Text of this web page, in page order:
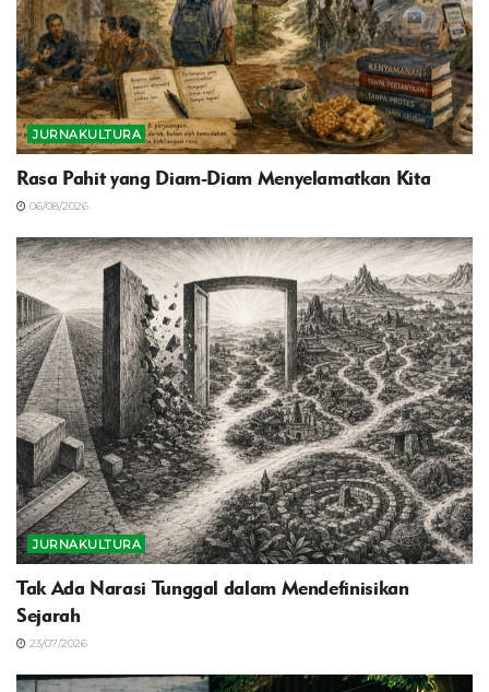
JURNAKULTURA
Rasa Pahit yang Diam-Diam Menyelamatkan Kita
06/08/2026
JURNAKULTURA
Tak Ada Narasi Tunggal dalam Mendefinisikan
Sejarah
23/07/2026